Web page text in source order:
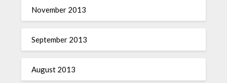
November 2013
September 2013
August 2013